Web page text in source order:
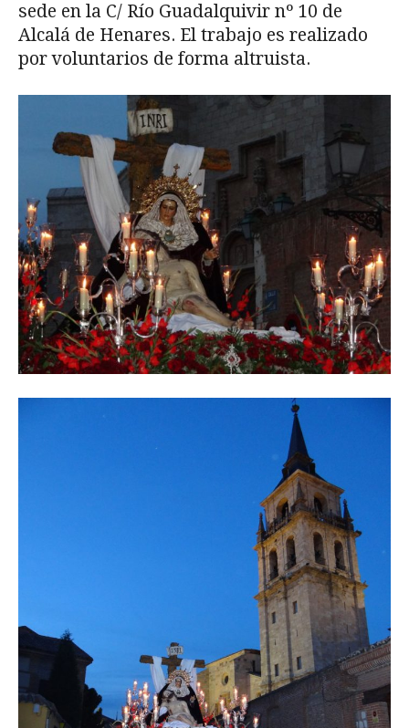
sede en la C/ Río Guadalquivir nº 10 de
Alcalá de Henares. El trabajo es realizado
por voluntarios de forma altruista.